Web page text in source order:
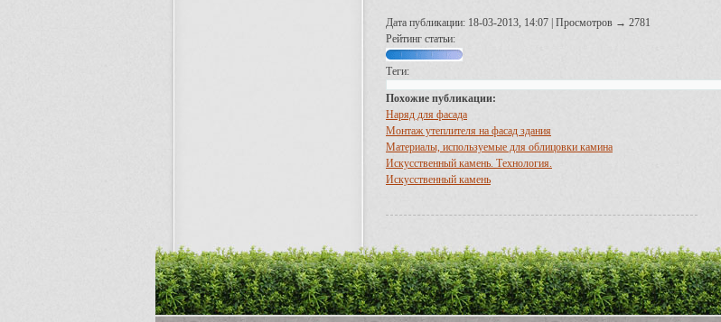
Дата публикации: 18-03-2013, 14:07 | Просмотров → 2781
Рейтинг статьи:
Теги:
Похожие публикации:
Наряд для фасада
Монтаж утеплителя на фасад здания
Материалы, используемые для облицовки камина
Искусственный камень. Технология.
Искусственный камень